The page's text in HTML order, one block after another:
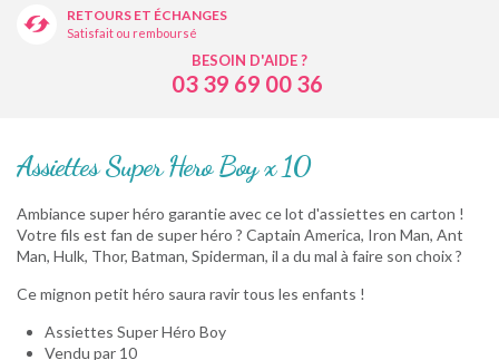
RETOURS ET ÉCHANGES
Satisfait ou remboursé
BESOIN D'AIDE ?
03 39 69 00 36
Assiettes Super Hero Boy x 10
Ambiance super héro garantie avec ce lot d'assiettes en carton !
Votre fils est fan de super héro ? Captain America, Iron Man, Ant
Man, Hulk, Thor, Batman, Spiderman, il a du mal à faire son choix ?
Ce mignon petit héro saura ravir tous les enfants !
Assiettes Super Héro Boy
Vendu par 10